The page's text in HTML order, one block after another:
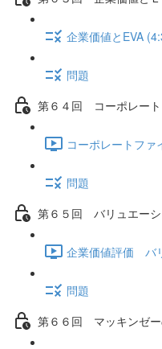
企業価値とEVA
問題
第６４回 コーポレート
コーポレートファ
問題
第６５回 バリュエー
企業価値評価 バ
問題
第６６回 マッキンゼー